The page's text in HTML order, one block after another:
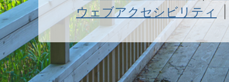
ウェブアクセシビリティ